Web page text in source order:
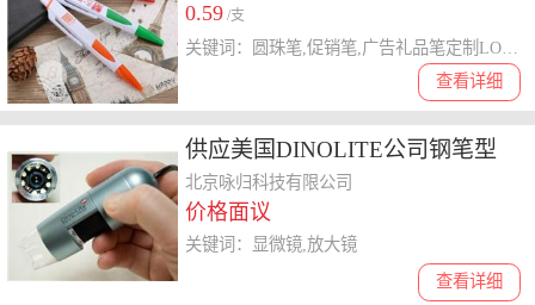
0.59 /支
查看详细
关键词：圆珠笔,促销笔,广告礼品笔定制LOGO
供应美国DINOLITE公司钢笔型
400倍数码迷你显微镜
北京咏归科技有限公司
价格面议
查看详细
关键词：显微镜,放大镜